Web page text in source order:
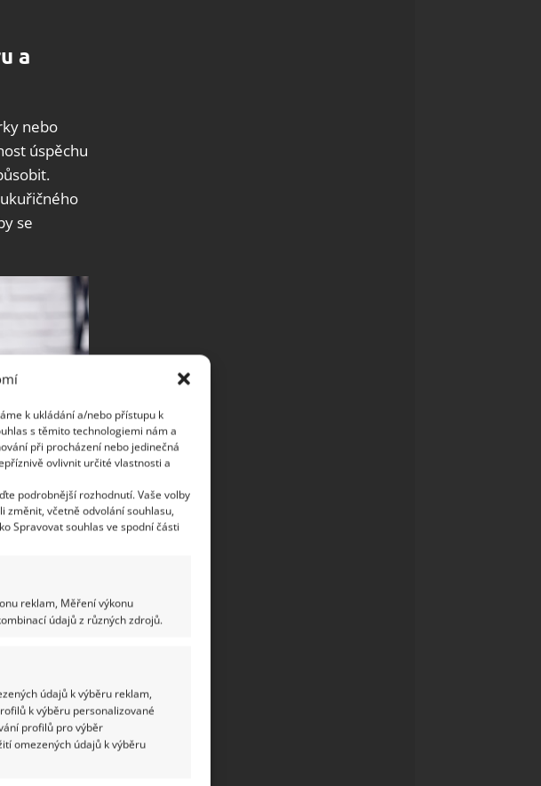
k ukládání a/nebo přístupu k
s těmito technologiemi nám a
při procházení nebo jedinečná
ovlivnit určité vlastnosti a
podrobnější rozhodnutí. Vaše volby
změnit, včetně odvolání souhlasu,
Spravovat souhlas ve spodní části
reklam, Měření výkonu
údajů z různých zdrojů.
údajů k výběru reklam,
k výběru personalizované
profilů pro výběr
omezených údajů k výběru
a
nebo
úspěchu
se
Když